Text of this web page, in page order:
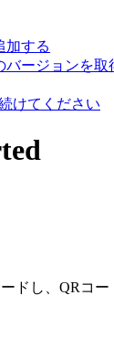
加する
バージョンを取
けてください
ドし、QRコー